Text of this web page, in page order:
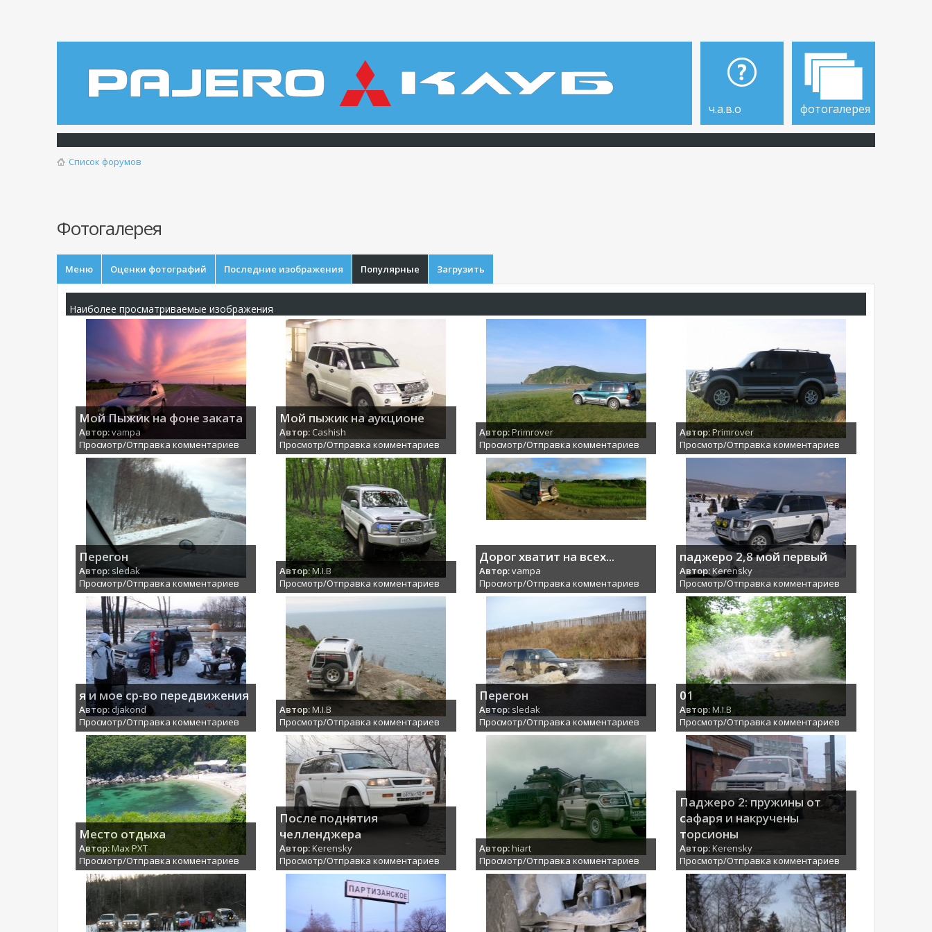
ч.а.в.о фотогалерея
Список форумов
Фотогалерея
Меню Оценки фотографий Последние изображения Популярные Загрузить
Наиболее просматриваемые изображения
Мой Пыжик на фоне заката
Автор:vampa
Просмотр/Отправка комментариев
Мой пыжик на аукционе
Автор: Cashish
Просмотр/Отправка комментариев
Автор:Primrover
Просмотр/Отправка комментариев
Автор:Primrover
Просмотр/Отправка комментариев
Перегон
Автор: sledak
Просмотр/Отправка комментариев
Автор:M.I.B
Просмотр/Отправка комментариев
Дорог хватит на всех...
Автор:vampa
Просмотр/Отправка комментариев
паджеро 2,8 мой первый
Автор:Kerensky
Просмотр/Отправка комментариев
я и мое ср-во передвижения
Автор: djakond
Просмотр/Отправка комментариев
Автор:M.I.B
Просмотр/Отправка комментариев
Перегон
Автор: sledak
Просмотр/Отправка комментариев
01
Автор:M.I.B
Просмотр/Отправка комментариев
Место отдыха
Автор:Max PXT
Просмотр/Отправка комментариев
После поднятия
челленджера
Автор:Kerensky
Просмотр/Отправка комментариев
Автор:hiart
Просмотр/Отправка комментариев
Паджеро 2: пружины от
сафаря и накручены
торсионы
Автор:Kerensky
Просмотр/Отправка комментариев